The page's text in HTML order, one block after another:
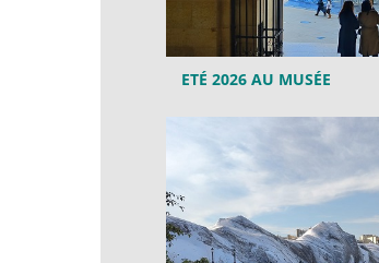
ETÉ 2026 AU MUSÉE